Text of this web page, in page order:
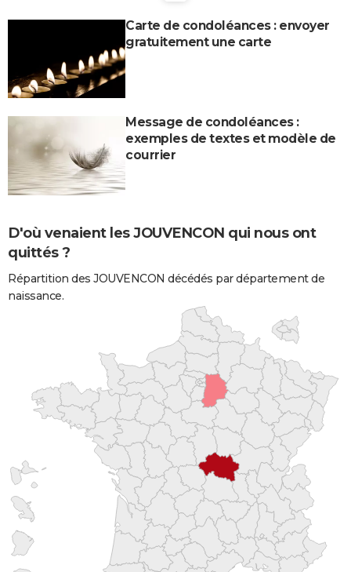
Carte de condoléances : envoyer
gratuitement une carte
Message de condoléances :
exemples de textes et modèle de
courrier
D'où venaient les JOUVENCON qui nous ont
quittés ?
Répartition des JOUVENCON décédés par département de
naissance.